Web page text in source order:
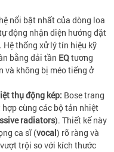
nổi bật nhất của dòng loa
động nhận diện hướng đặt
thống xử lý tín hiệu kỹ
bằng dải tần EQtương
và không bị méo tiếng ở
thụ động kép: Bose trang
cùng các bộ tản nhiệt
radiators). Thiết kế này
ca sĩ (vocal) rõ ràng và
trội so với kích thước